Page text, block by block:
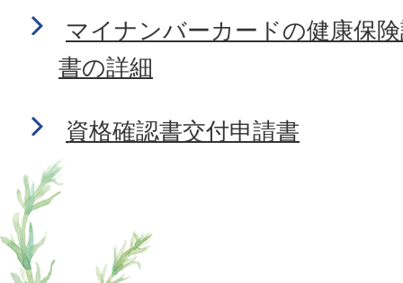
マイナンバーカードの健康保
書の詳細
資格確認書交付申請書